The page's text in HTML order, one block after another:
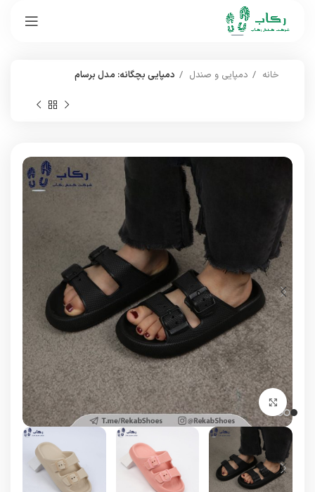
خانه دمپایی و صندل دمپایی بچگانه: مدل برسام
برای بزرگنمایی کلیک کنید